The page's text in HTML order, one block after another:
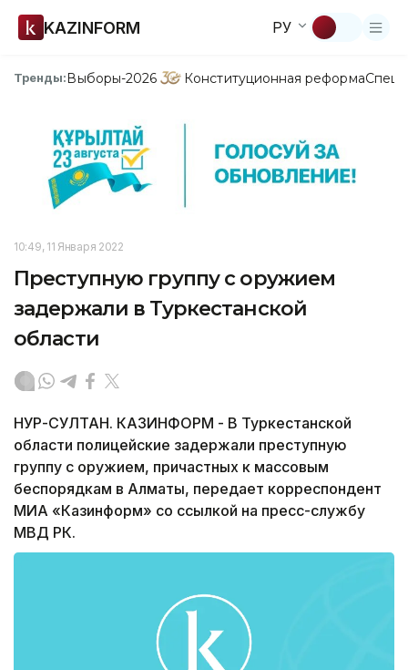
KAZINFORM РУ
Тренды:Выборы-2026 Конституционная реформа
10:49, 11 Января 2022
Преступную группу с оружием
задержали в Туркестанской
области
НУР-СУЛТАН. КАЗИНФОРМ - В Туркестанской
области полицейские задержали преступную
группу с оружием, причастных к массовым
беспорядкам в Алматы, передает корреспондент
МИА «Казинформ» со ссылкой на пресс-службу
МВД РК.